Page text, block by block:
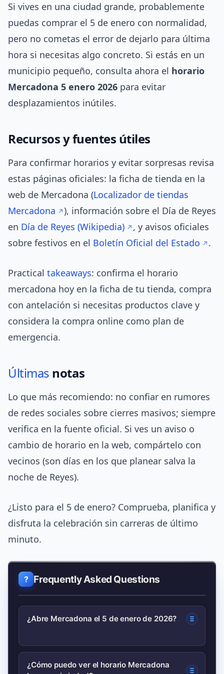
Si vives en una ciudad grande, probablemente
puedas comprar el 5 de enero con normalidad,
pero no cometas el error de dejarlo para última
hora si necesitas algo concreto. Si estás en un
municipio pequeño, consulta ahora el horario
Mercadona 5 enero 2026 para evitar
desplazamientos inútiles.
Recursos y fuentes útiles
Para confirmar horarios y evitar sorpresas revisa
estas páginas oficiales: la ficha de tienda en la
web de Mercadona (Localizador de tiendas
Mercadona
), información sobre el Día de Reyes
en Día de Reyes (Wikipedia)
, y avisos oficiales
sobre festivos en el Boletín Oficial del Estado .
Practical takeaways: confirma el horario
mercadona hoy en la ficha de tu tienda, compra
con antelación si necesitas productos clave y
considera la compra online como plan de
emergencia.
Últimas notas
Lo que más recomiendo: no confiar en rumores
de redes sociales sobre cierres masivos; siempre
verifica en la fuente oficial. Si ves un aviso o
cambio de horario en la web, compártelo con
vecinos (son días en los que planear salva la
noche de Reyes).
¿Listo para el 5 de enero? Comprueba, planifica y
disfruta la celebración sin carreras de último
minuto.
Frequently Asked Questions
¿Abre Mercadona el 5 de enero de 2026?
Depende de la tienda y la localidad:
¿Cómo puedo ver el horario Mercadona